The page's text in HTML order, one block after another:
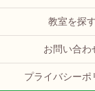
教室を探す
お問い合わ
プライバシーポ